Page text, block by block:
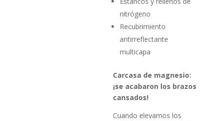
nitrógeno
Recubrimiento
antirreflectante
multicapa
Carcasa de magnesio:
¡se acabaron los brazos
cansados!
Cuando elevamos los